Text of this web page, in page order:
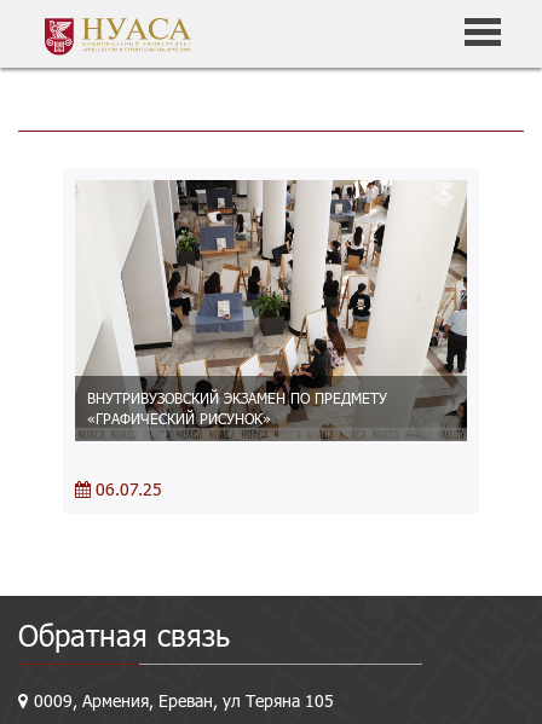
ВНУТРИВУЗОВСКИЙ ЭКЗАМЕН ПО ПРЕДМЕТУ
«ГРАФИЧЕСКИЙ РИСУНОК»
06.07.25
Обратная связь
0009, Армения, Ереван, ул Теряна 105